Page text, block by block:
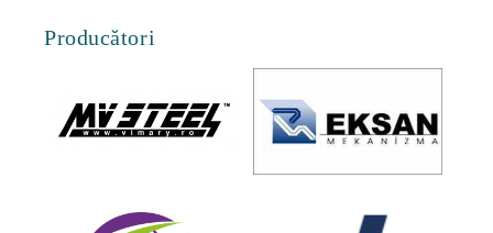
Producători